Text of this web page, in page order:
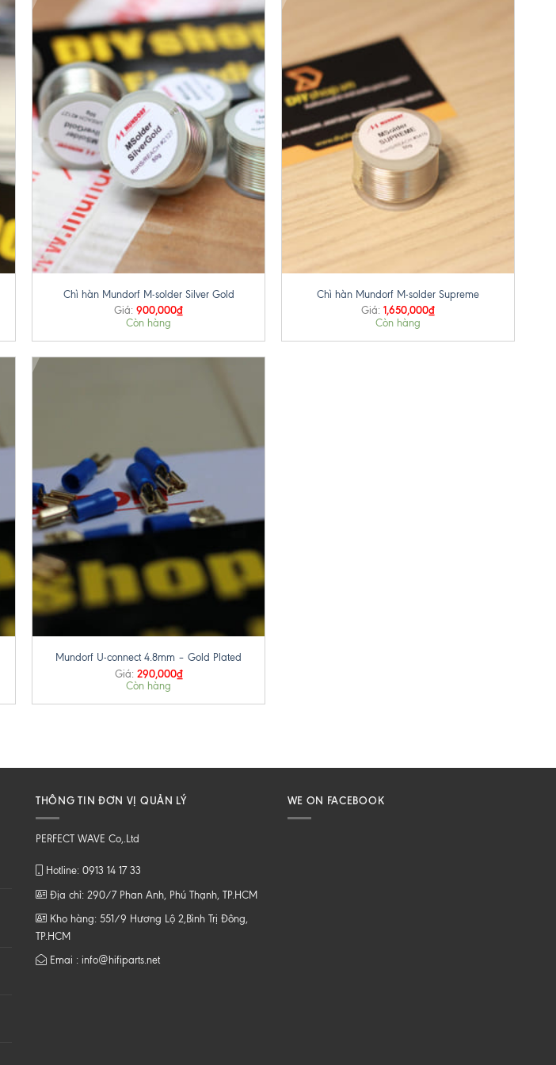
+
Chì hàn Mundorf M-solder Silver Gold
Giá: 900,000₫
Còn hàng
Chì hàn Mundorf M-solder Supreme
Giá: 1,650,000₫
Còn hàng
Mundorf U-connect 4.8mm – Gold Plated
Giá: 290,000₫
Còn hàng
THÔNG TIN ĐƠN VỊ QUẢN LÝ
PERFECT WAVE Co,.Ltd
Hotline: 0913 14 17 33
Địa chỉ: 290/7 Phan Anh, Phú Thạnh, TP.HCM
Kho hàng: 551/9 Hương Lộ 2,Bình Trị Đông,
TP.HCM
Emai : info@hifiparts.net
WE ON FACEBOOK